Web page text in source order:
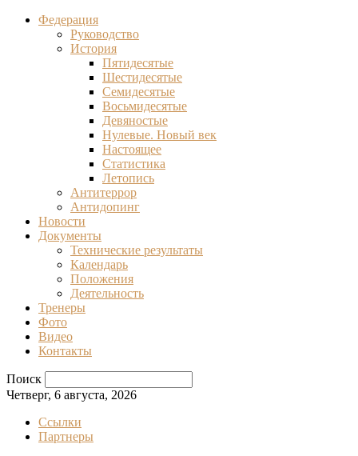
Федерация
Руководство
История
Пятидесятые
Шестидесятые
Семидесятые
Восьмидесятые
Девяностые
Нулевые. Новый век
Настоящее
Статистика
Летопись
Антитеррор
Антидопинг
Новости
Документы
Технические результаты
Календарь
Положения
Деятельность
Тренеры
Фото
Видео
Контакты
Поиск
Четверг, 6 августа, 2026
Ссылки
Партнеры